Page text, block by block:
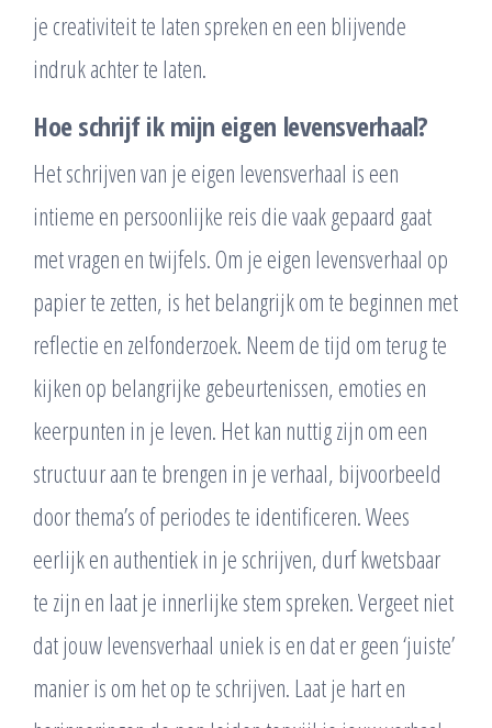
je creativiteit te laten spreken en een blijvende
indruk achter te laten.
Hoe schrijf ik mijn eigen levensverhaal?
Het schrijven van je eigen levensverhaal is een
intieme en persoonlijke reis die vaak gepaard gaat
met vragen en twijfels. Om je eigen levensverhaal op
papier te zetten, is het belangrijk om te beginnen met
reflectie en zelfonderzoek. Neem de tijd om terug te
kijken op belangrijke gebeurtenissen, emoties en
keerpunten in je leven. Het kan nuttig zijn om een
structuur aan te brengen in je verhaal, bijvoorbeeld
door thema’s of periodes te identificeren. Wees
eerlijk en authentiek in je schrijven, durf kwetsbaar
te zijn en laat je innerlijke stem spreken. Vergeet niet
dat jouw levensverhaal uniek is en dat er geen ‘juiste’
manier is om het op te schrijven. Laat je hart en